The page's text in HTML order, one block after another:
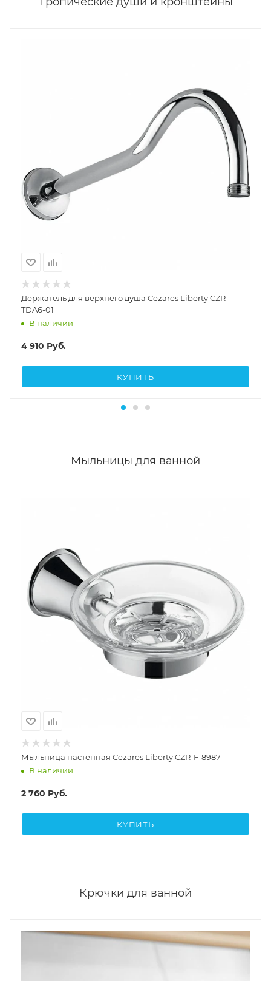
Держатель для верхнего душа Cezares Liberty CZR-
TDA6-01
В наличии
4 910 Руб.
КУПИТЬ
Мыльницы для ванной
Мыльница настенная Cezares Liberty CZR-F-8987
В наличии
2 760 Руб.
КУПИТЬ
Крючки для ванной